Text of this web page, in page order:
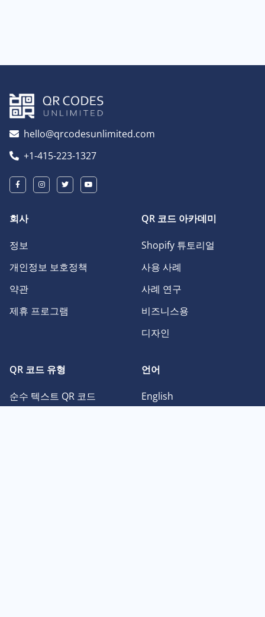
hello@qrcodesunlimited.com
+1-415-223-1327
회사
정보
개인정보 보호정책
약관
제휴 프로그램
QR 코드 아카데미
Shopify 튜토리얼
사용 사례
사례 연구
비즈니스용
디자인
QR 코드 유형
순수 텍스트 QR 코드
언어
English